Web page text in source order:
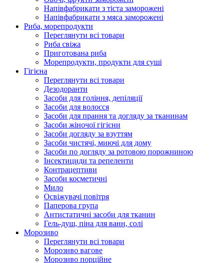
Напівфабрикати з тіста заморожені
Напівфабрикати з мяса заморожені
Риба, морепродукти
Переглянути всі товари
Риба свіжа
Приготована риба
Морепродукти, продукти для суші
Гігієна
Переглянути всі товари
Дезодоранти
Засоби для гоління, депіляції
Засоби для волосся
Засоби для прання та догляду за тканинам
Засоби жіночої гігієни
Засоби догляду за взуттям
Засоби чистячі, миючі для дому
Засоби по догляду за ротовою порожниною
Інсектициди та репеленти
Контрацептиви
Засоби косметичні
Мило
Освіжувачі повітря
Паперова група
Антистатичні засоби для тканин
Гель-душ, піна для ванн, солі
Морозиво
Переглянути всі товари
Морозиво вагове
Морозиво порційне